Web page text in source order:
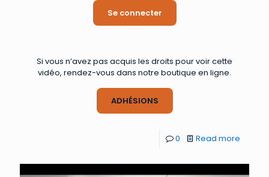
Se connecter
Si vous n’avez pas acquis les droits pour voir cette
vidéo, rendez-vous dans notre boutique en ligne.
ADHÉSIONS
0 Read more